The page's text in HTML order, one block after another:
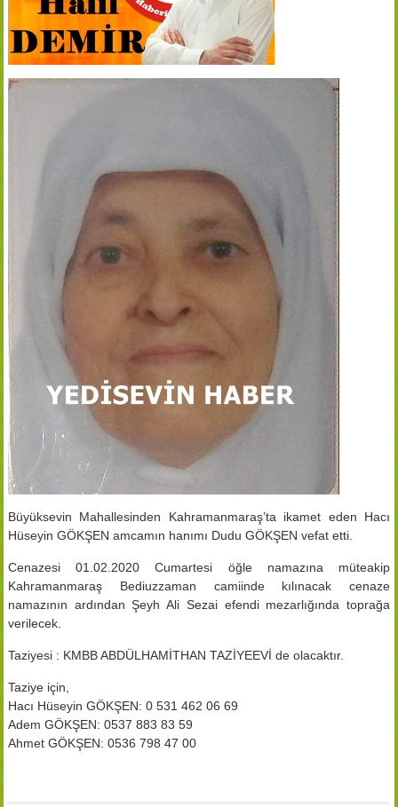
Büyüksevin Mahallesinden Kahramanmaraş’ta ikamet eden Hacı
Hüseyin GÖKŞEN amcamın hanımı Dudu GÖKŞEN vefat etti.
Cenazesi 01.02.2020 Cumartesi öğle namazına müteakip
Kahramanmaraş Bediuzzaman camiinde kılınacak cenaze
namazının ardından Şeyh Ali Sezai efendi mezarlığında toprağa
verilecek.
Taziyesi : KMBB ABDÜLHAMİTHAN TAZİYEEVİ de olacaktır.
Taziye için,
Hacı Hüseyin GÖKŞEN: 0 531 462 06 69
Adem GÖKŞEN: 0537 883 83 59
Ahmet GÖKŞEN: 0536 798 47 00